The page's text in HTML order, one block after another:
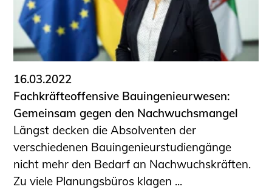
16.03.2022
Fachkräfteoffensive Bauingenieurwesen:
Gemeinsam gegen den Nachwuchsmangel
Längst decken die Absolventen der
verschiedenen Bauingenieurstudiengänge
nicht mehr den Bedarf an Nachwuchskräften.
Zu viele Planungsbüros klagen ...